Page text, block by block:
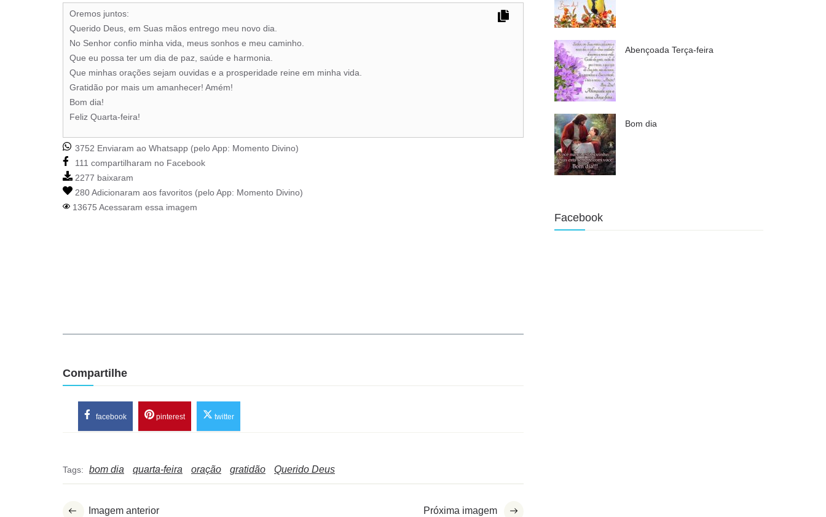
Oremos juntos:
Querido Deus, em Suas mãos entrego meu novo dia.
No Senhor confio minha vida, meus sonhos e meu caminho.
Que eu possa ter um dia de paz, saúde e harmonia.
Que minhas orações sejam ouvidas e a prosperidade reine em minha vida.
Gratidão por mais um amanhecer! Amém!
Bom dia!
Feliz Quarta-feira!
3752 Enviaram ao Whatsapp (pelo App: Momento Divino)
111 compartilharam no Facebook
2277 baixaram
280 Adicionaram aos favoritos (pelo App: Momento Divino)
13675 Acessaram essa imagem
Compartilhe
facebook pinterest twitter
Tags: bom dia quarta-feira oração gratidão Querido Deus
Imagem anterior Próxima imagem
Abençoada Terça-feira
Bom dia
Facebook